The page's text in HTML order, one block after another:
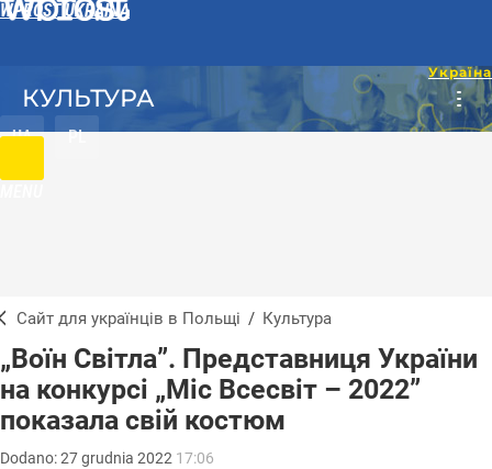
WPROST UKRAINA
UA PL
КУЛЬТУРА
Сайт для українців в Польщі / Культура
„Воїн Світла”. Представниця України
на конкурсі „Міс Всесвіт – 2022”
показала свій костюм
Dodano:27grudnia 2022 17:06